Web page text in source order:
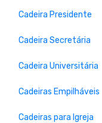
Cadeira Presidente
Cadeira Secretária
Cadeira Universitária
Cadeiras Empilháveis
Cadeiras para Igreja